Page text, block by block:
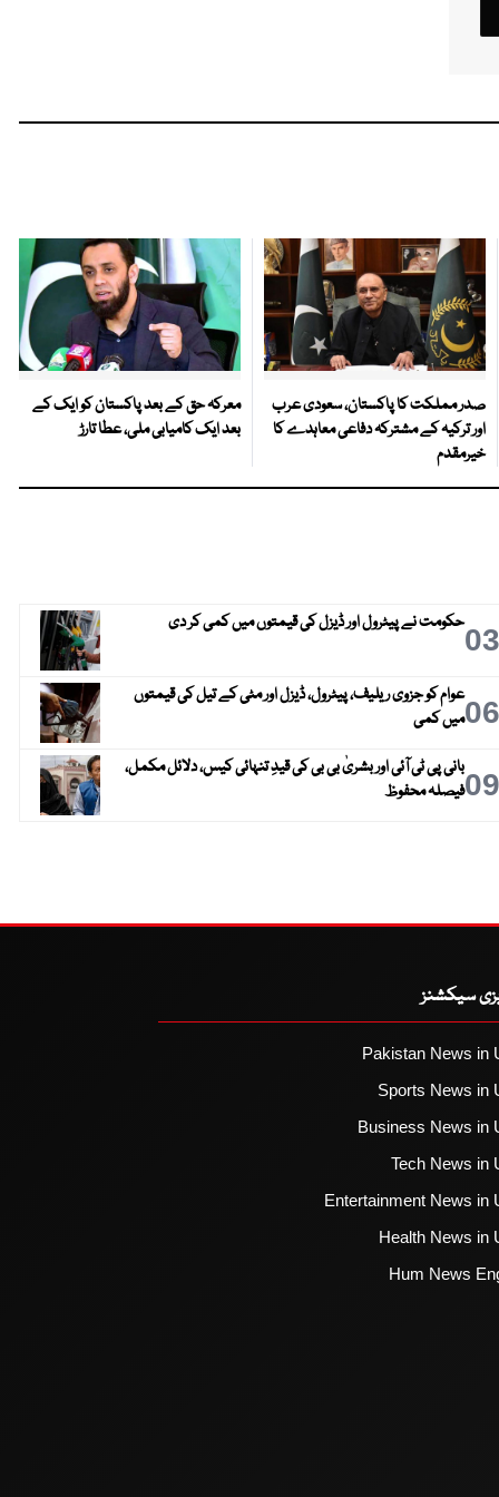
صدر مملکت کا پاکستان، سعودی عرب
اور ترکیہ کے مشترکہ دفاعی معاہدے کا
خیرمقدم
معرکہ حق کے بعد پاکستان کو ایک کے
بعد ایک کامیابی ملی، عطا تارڑ
03حکومت نے پیٹرول اور ڈیزل کی قیمتوں میں کمی کر دی
06عوام کو جزوی ریلیف، پیٹرول، ڈیزل اور مٹی کے تیل کی قیمتوں
میں کمی
09بانی پی ٹی آئی اور بشریٰ بی بی کی قیدِ تنہائی کیس، دلائل مکمل،
فیصلہ محفوظ
سیکشنز
Pakistan News in
Sports News in
Business News in
Tech News in
Entertainment News in
Health News in
Hum News